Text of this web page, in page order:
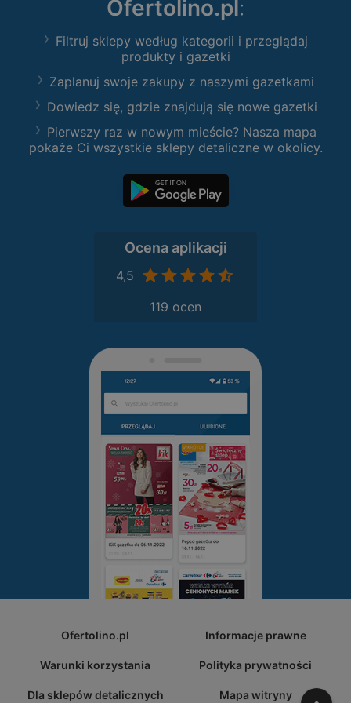
Ofertolino.pl :
Filtruj sklepy według kategorii i przeglądaj
produkty i gazetki
Zaplanuj swoje zakupy z naszymi gazetkami
Dowiedz się, gdzie znajdują się nowe gazetki
Pierwszy raz w nowym mieście? Nasza mapa
pokaże Ci wszystkie sklepy detaliczne w okolicy.
Ocena aplikacji
4,5
119 ocen
Ofertolino.pl Informacje prawne
Warunki korzystania Polityka prywatności
Dla sklepów detalicznych Mapa witryny